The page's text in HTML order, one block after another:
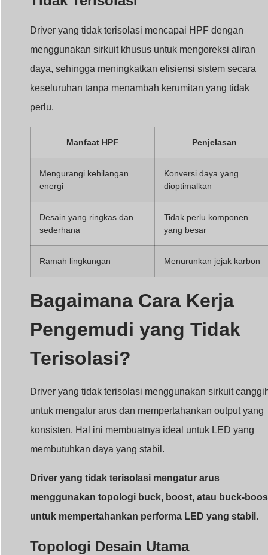
Driver yang tidak terisolasi mencapai HPF dengan
menggunakan sirkuit khusus untuk mengoreksi aliran
daya, sehingga meningkatkan efisiensi sistem secara
keseluruhan tanpa menambah kerumitan yang tidak
perlu.
Manfaat HPF Penjelasan
Mengurangi kehilangan
energi
Konversi daya yang
dioptimalkan
Desain yang ringkas dan
sederhana
Tidak perlu komponen
yang besar
Ramah lingkungan Menurunkan jejak karbon
Bagaimana Cara Kerja
Pengemudi yang Tidak
Terisolasi?
Driver yang tidak terisolasi menggunakan sirkuit
untuk mengatur arus dan mempertahankan output yang
konsisten. Hal ini membuatnya ideal untuk LED yang
membutuhkan daya yang stabil.
Driver yang tidak terisolasi mengatur arus
menggunakan topologi buck, boost, atau buck-
untuk mempertahankan performa LED yang stabil.
Topologi Desain Utama